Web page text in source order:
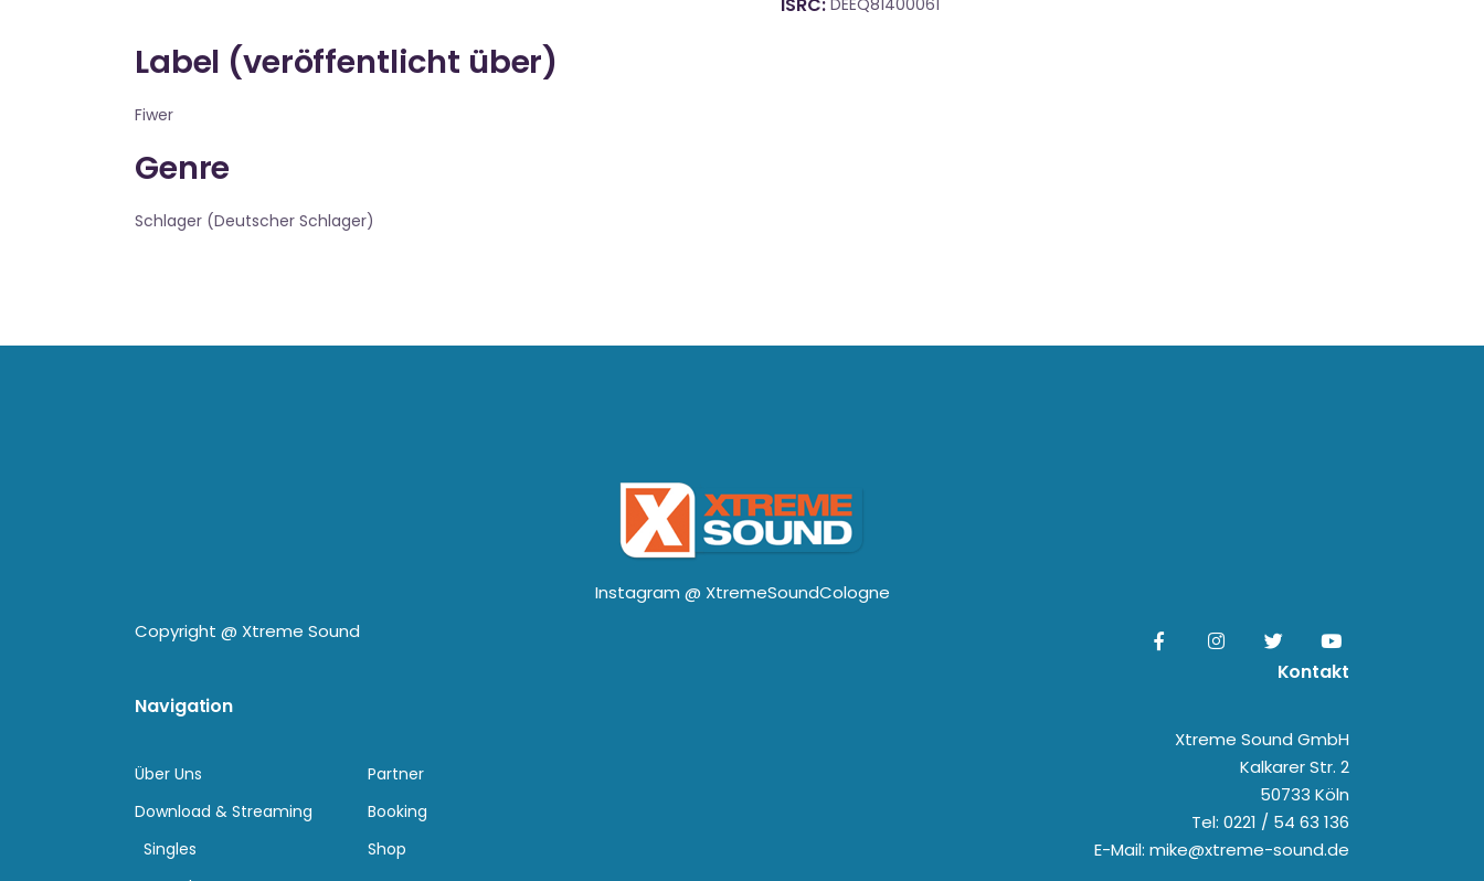
DEEQ81400061
Label (veröffentlicht über)
Fiwer
Genre
Schlager (Deutscher Schlager)
Instagram @ XtremeSoundCologne
Copyright @ Xtreme Sound
Navigation
Über Uns
Download & Streaming
Singles
Partner
Booking
Shop
Kontakt
Xtreme Sound GmbH
Kalkarer Str. 2
50733 Köln
Tel: 0221 / 54 63 136
E-Mail: mike@xtreme-sound.de